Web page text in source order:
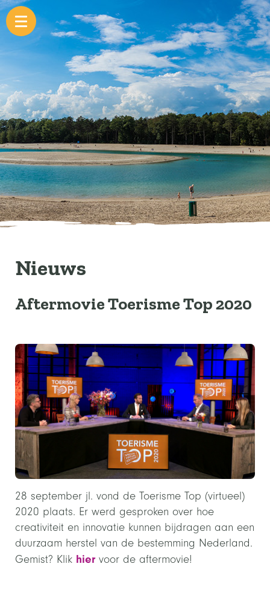
Nieuws
Aftermovie Toerisme Top 2020
28 september jl. vond de Toerisme Top (virtueel)
2020 plaats. Er werd gesproken over hoe
creativiteit en innovatie kunnen bijdragen aan een
duurzaam herstel van de bestemming Nederland.
Gemist? Klik hier voor de aftermovie!